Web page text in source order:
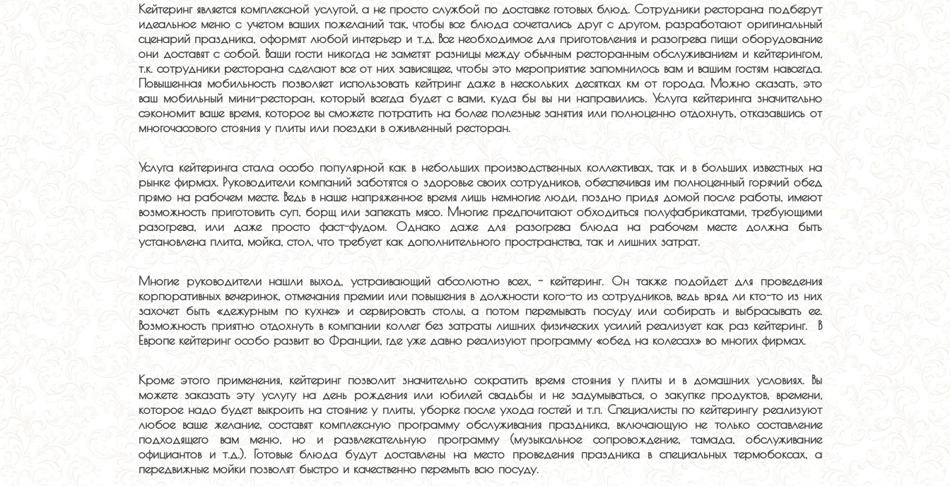
Кейтеринг является комплексной услугой, а не просто службой по доставке готовых блюд. Сотрудники ресторана подберут
идеальное меню с учетом ваших пожеланий так, чтобы все блюда сочетались друг с другом, разработают оригинальный
сценарий праздника, оформят любой интерьер и т.д. Все необходимое для приготовления и разогрева пищи оборудование
они доставят с собой. Ваши гости никогда не заметят разницы между обычным ресторанным обслуживанием и кейтерингом,
т.к. сотрудники ресторана сделают все от них зависящее, чтобы это мероприятие запомнилось вам и вашим гостям навсегда.
Повышенная мобильность позволяет использовать кейтринг даже в нескольких десятках км от города. Можно сказать, это
ваш мобильный мини-ресторан, который всегда будет с вами, куда бы вы ни направились. Услуга кейтеринга значительно
сэкономит ваше время, которое вы сможете потратить на более полезные занятия или полноценно отдохнуть, отказавшись от
многочасового стояния у плиты или поездки в оживленный ресторан.
Услуга кейтеринга стала особо популярной как в небольших производственных коллективах, так и в больших известных на
рынке фирмах. Руководители компаний заботятся о здоровье своих сотрудников, обеспечивая им полноценный горячий обед
прямо на рабочем месте. Ведь в наше напряженное время лишь немногие люди, поздно придя домой после работы, имеют
возможность приготовить суп, борщ или запекать мясо. Многие предпочитают обходиться полуфабрикатами, требующими
разогрева, или даже просто фаст-фудом. Однако даже для разогрева блюда на рабочем месте должна быть
установлена плита, мойка, стол, что требует как дополнительного пространства, так и лишних затрат.
Многие руководители нашли выход, устраивающий абсолютно всех, - кейтеринг. Он также подойдет для проведения
корпоративных вечеринок, отмечания премии или повышения в должности кого-то из сотрудников, ведь вряд ли кто-то из них
захочет быть «дежурным по кухне» и сервировать столы, а потом перемывать посуду или собирать и выбрасывать ее.
Возможность приятно отдохнуть в компании коллег без затраты лишних физических усилий реализует как раз кейтеринг. В
Европе кейтеринг особо развит во Франции, где уже давно реализуют программу «обед на колесах» во многих фирмах.
Кроме этого применения, кейтеринг позволит значительно сократить время стояния у плиты и в домашних условиях. Вы
можете заказать эту услугу на день рождения или юбилей свадьбы и не задумываться, о закупке продуктов, времени,
которое надо будет выкроить на стояние у плиты, уборке после ухода гостей и т.п. Специалисты по кейтерингу реализуют
любое ваше желание, составят комплексную программу обслуживания праздника, включающую не только составление
подходящего вам меню, но и развлекательную программу (музыкальное сопровождение, тамада, обслуживание
официантов и т.д.). Готовые блюда будут доставлены на место проведения праздника в специальных термобоксах, а
передвижные мойки позволят быстро и качественно перемыть всю посуду.